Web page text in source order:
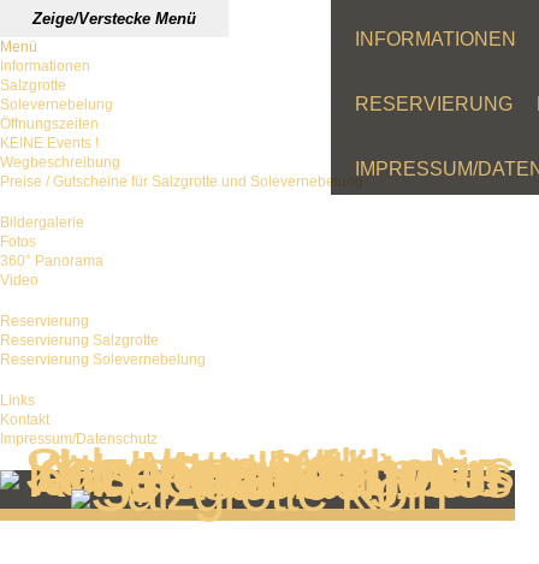
Zeige/Verstecke Menü
Menü
Informationen
Salzgrotte
Solevernebelung
Öffnungszeiten
KEINE Events !
Wegbeschreibung
Preise / Gutscheine für Salzgrotte und Solevernebelung
Bildergalerie
Fotos
360° Panorama
Video
Reservierung
Reservierung Salzgrotte
Reservierung Solevernebelung
Links
Kontakt
Impressum/Datenschutz
INFORMATIONEN
RESERVIERUNG
IMPRESSUM/